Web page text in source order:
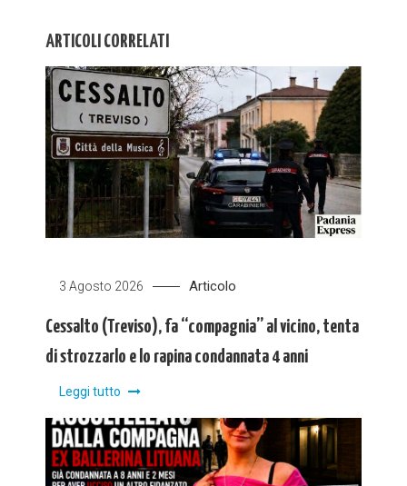
ARTICOLI CORRELATI
3 Agosto 2026 Articolo
Cessalto (Treviso), fa “compagnia” al vicino, tenta
di strozzarlo e lo rapina condannata 4 anni
Leggi tutto